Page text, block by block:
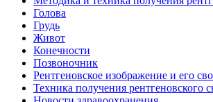
Голова
Грудь
Живот
Конечности
Позвоночник
Рентгеновское изображение и его
Техника получения рентгеновского